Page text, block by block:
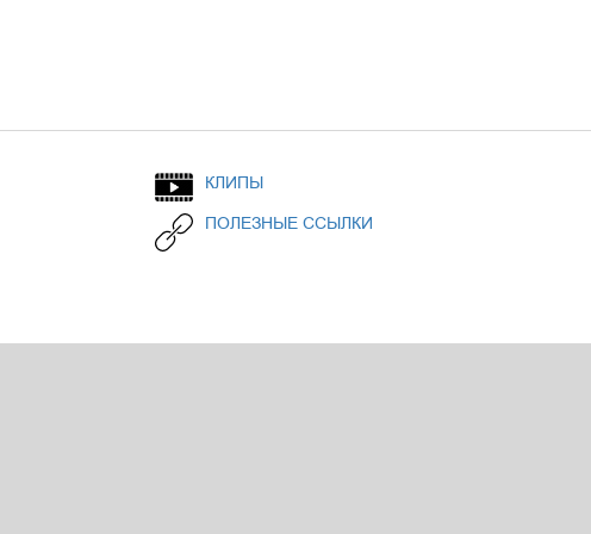
КЛИПЫ
ПОЛЕЗНЫЕ ССЫЛКИ